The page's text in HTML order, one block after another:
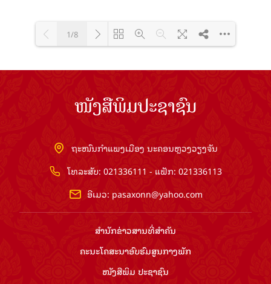
Loading PDF 100% ...
1/8
ໜັງສືພິມປະຊາຊົນ
ຖະໜົນກຳແພງເມືອງ ນະຄອນຫຼວງວຽງຈັນ
ໂທລະສັບ: 021336111 - ແຟັກ: 021336113
ອີເມວ: pasaxonn@yahoo.com
ສຳ​ນັກ​ຂ່າວ​ສານ​ທີ່​ສຳ​ຄັນ​
ຄະນະໂຄສະນາອົບຮົມ​ສູນ​ກາງ​ພັກ
ໜັງສືພິມ ປະ​ຊາ​ຊົນ